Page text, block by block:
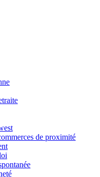
de proximité